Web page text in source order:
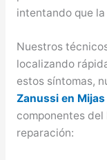
intentando que
Nuestros
localizando
estos síntomas,
Zanussi en Mijas
componentes
reparación: